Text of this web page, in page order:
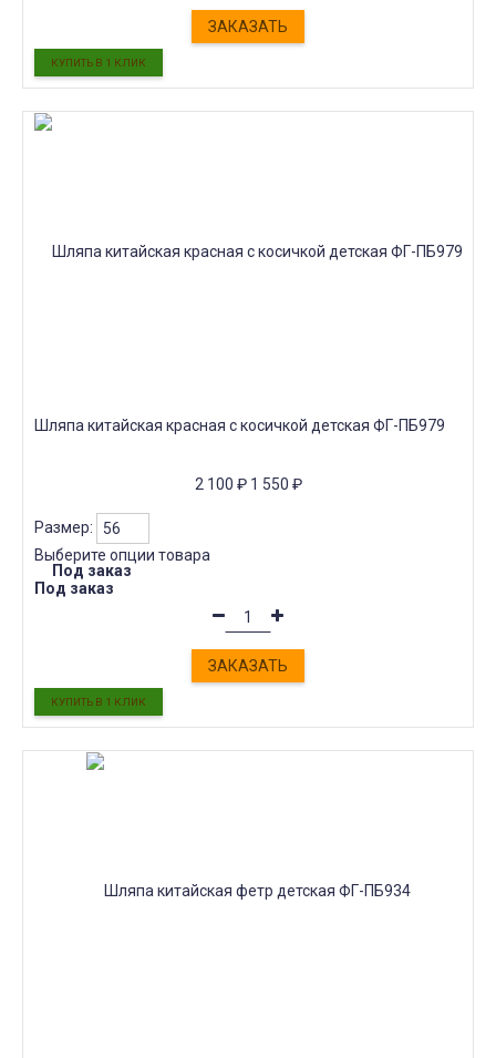
ЗАКАЗАТЬ
Шляпа китайская красная с косичкой детская ФГ-ПБ979
2 100 ₽ 1 550 ₽
Размер:
Выберите опции товара
Под заказ
Под заказ
ЗАКАЗАТЬ